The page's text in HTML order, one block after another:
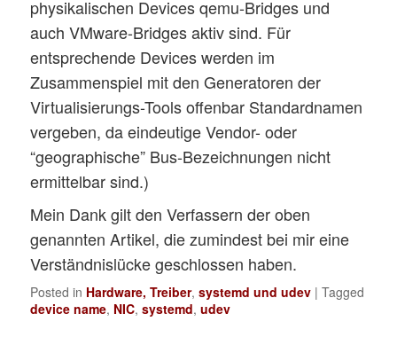
E: DEVPATH=/devices/virtual/misc/
P: /devices/virtual/misc/
N: network_throughput
E: DEVNAME=/dev/network_throughput
E: DEVPATH=/devices/virtual/misc/
N: net/tun
E: DEVNAME=/dev/net/tun
P: /devices/virtual/net/br0
E: DEVPATH=/devices/virtual/net/br0
E: ID_NET_LINK_FILE=/usr/lib/systemd/
E: SUBSYSTEM=net
E: SYSTEMD_ALIAS=/sys/subsystem/net/
P: /devices/virtual/net/lo
physikalischen Devices qemu-Bridges und
auch VMware-Bridges aktiv sind. Für
entsprechende Devices werden im
Zusammenspiel mit den Generatoren der
Virtualisierungs-Tools offenbar Standardnamen
vergeben, da eindeutige Vendor- oder
“geographische” Bus-Bezeichnungen nicht
ermittelbar sind.)
Mein Dank gilt den Verfassern der oben
genannten Artikel, die zumindest bei mir eine
Verständnislücke geschlossen haben.
Posted in Hardware, Treiber,systemd und udev |Tagged
device name, NIC,systemd,udev